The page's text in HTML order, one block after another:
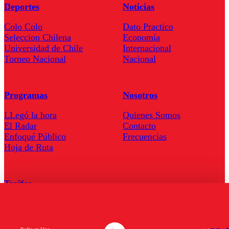
Deportes
Colo Colo
Seleccion Chilena
Universidad de Chile
Torneo Nacional
Noticias
Dato Practico
Economía
Internacional
Nacional
Programas
LLegó la hora
El Radar
Enfoqué Público
Hoja de Ruta
Nosotros
Quienes Somos
Contacto
Frecuencias
Tarifas